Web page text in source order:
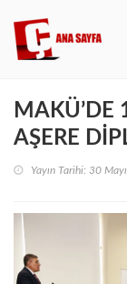
MAKÜ’DE
AŞERE
Yayın Tarihi: 30